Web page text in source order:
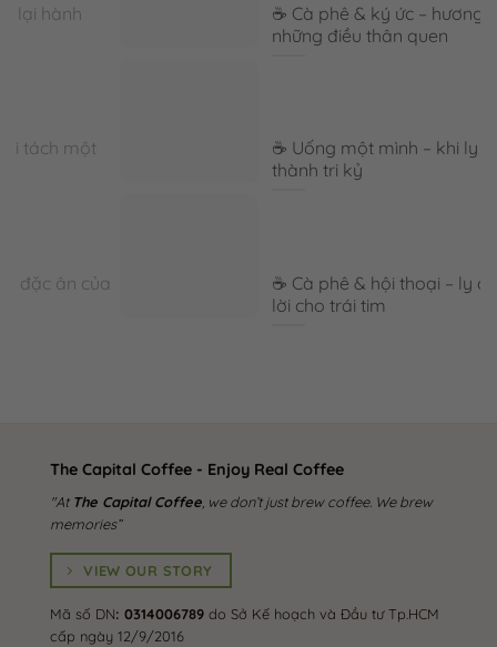
☕ Cà phê & ký ức – hương vị lưu giữ
những điều thân quen
☕ Uống một mình – khi ly cà phê trở
☕ Cà phê & hội thoại – ly cà phê mở
lời cho trái tim
The Capital Coffee - Enjoy Real Coffee
"At The Capital Coffee, we don’t just brew coffee. We brew
memories”
VIEW OUR STORY
Mã số DN: 0314006789do Sở Kế hoạch và Đầu tư Tp.HCM
cấp ngày 12/9/2016